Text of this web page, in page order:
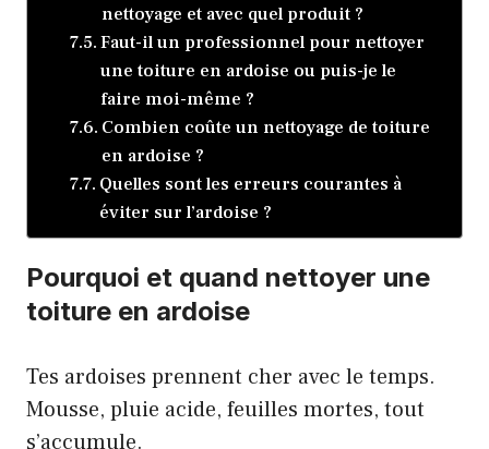
nettoyage et avec quel produit ?
Faut-il un professionnel pour nettoyer
une toiture en ardoise ou puis-je le
faire moi-même ?
Combien coûte un nettoyage de toiture
en ardoise ?
Quelles sont les erreurs courantes à
éviter sur l’ardoise ?
Pourquoi et quand nettoyer une
toiture en ardoise
Tes ardoises prennent cher avec le temps.
Mousse, pluie acide, feuilles mortes, tout
s’accumule.